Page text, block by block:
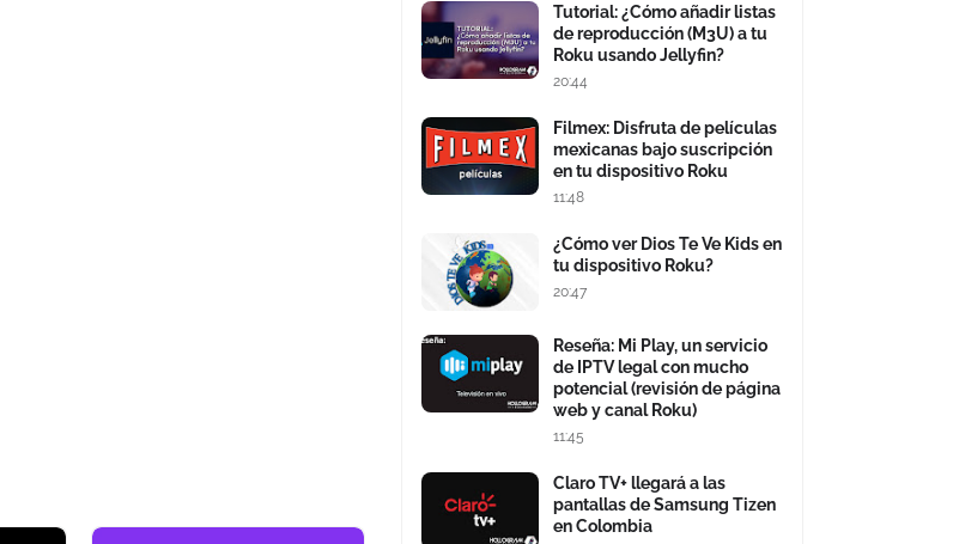
Tutorial: ¿Cómo añadir listas
de reproducción (M3U) a tu
Roku usando Jellyfin?
20:44
Filmex: Disfruta de películas
mexicanas bajo suscripción
en tu dispositivo Roku
11:48
¿Cómo ver Dios Te Ve Kids en
tu dispositivo Roku?
20:47
Reseña: Mi Play, un servicio
de IPTV legal con mucho
potencial (revisión de página
web y canal Roku)
11:45
Claro TV+ llegará a las
pantallas de Samsung Tizen
en Colombia